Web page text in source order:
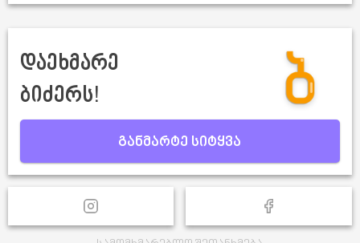
დაეხმარე
ბიძერს!
განმარტე სიტყვა